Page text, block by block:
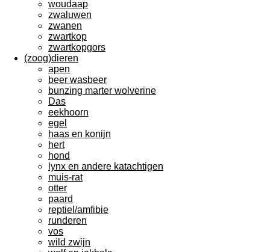
woudaap
zwaluwen
zwanen
zwartkop
zwartkopgors
(zoog)dieren
apen
beer wasbeer
bunzing marter wolverine
Das
eekhoorn
egel
haas en konijn
hert
hond
lynx en andere katachtigen
muis-rat
otter
paard
reptiel/amfibie
runderen
vos
wild zwijn